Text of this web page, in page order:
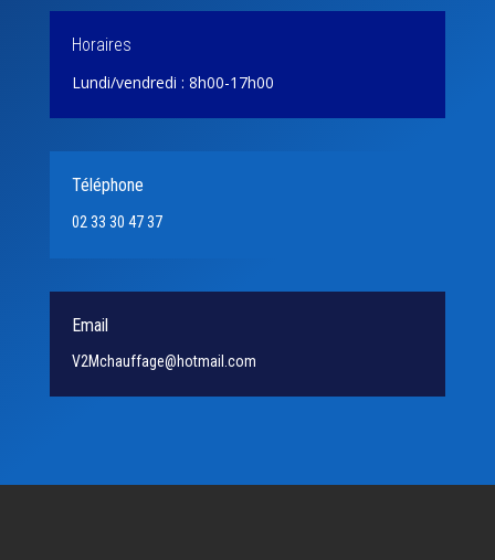
Horaires
Lundi/vendredi : 8h00-17h00
Téléphone
02 33 30 47 37
Email
V2Mchauffage@hotmail.com